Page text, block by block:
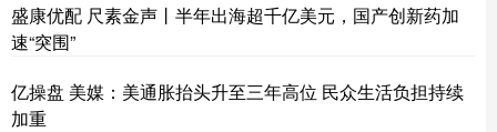
盛康优配 尺素金声丨半年出海超千亿美元，国产创新药加
速“突围”
亿操盘 美媒：美通胀抬头升至三年高位 民众生活负担持续
加重